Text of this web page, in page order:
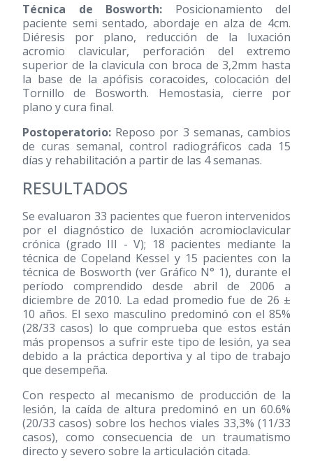
Técnica de Bosworth: Posicionamiento del
paciente semi sentado, abordaje en alza de 4cm.
Diéresis por plano, reducción de la luxación
acromio clavicular, perforación del extremo
superior de la clavicula con broca de 3,2mm hasta
la base de la apófisis coracoides, colocación del
Tornillo de Bosworth. Hemostasia, cierre por
plano y cura final.
Postoperatorio: Reposo por 3 semanas, cambios
de curas semanal, control radiográficos cada 15
días y rehabilitación a partir de las 4 semanas.
RESULTADOS
Se evaluaron 33 pacientes que fueron intervenidos
por el diagnóstico de luxación acromioclavicular
crónica (grado III - V); 18 pacientes mediante la
técnica de Copeland Kessel y 15 pacientes con la
técnica de Bosworth (ver Gráfico N° 1), durante el
período comprendido desde abril de 2006 a
diciembre de 2010. La edad promedio fue de 26 ±
10 años. El sexo masculino predominó con el 85%
(28/33 casos) lo que comprueba que estos están
más propensos a sufrir este tipo de lesión, ya sea
debido a la práctica deportiva y al tipo de trabajo
que desempeña.
Con respecto al mecanismo de producción de la
lesión, la caída de altura predominó en un 60.6%
(20/33 casos) sobre los hechos viales 33,3% (11/33
casos), como consecuencia de un traumatismo
directo y severo sobre la articulación citada.